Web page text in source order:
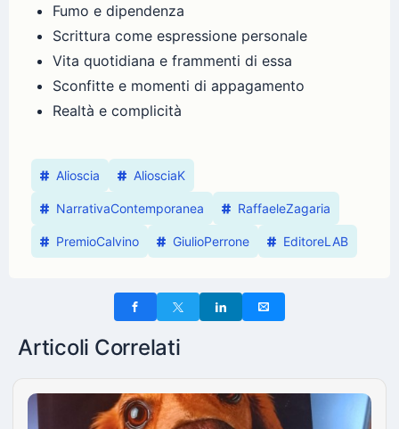
Fumo e dipendenza
Scrittura come espressione personale
Vita quotidiana e frammenti di essa
Sconfitte e momenti di appagamento
Realtà e complicità
Alioscia AliosciaK
NarrativaContemporanea RaffaeleZagaria
PremioCalvino GiulioPerrone EditoreLAB
Articoli Correlati